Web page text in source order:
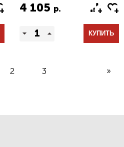
4 105 р.
КУПИТЬ
2 3 »